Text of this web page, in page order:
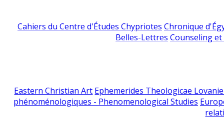
Cahiers du Centre d'Études Chypriotes Chronique
Belles-Lettres Counseling
Eastern Christian Art Ephemerides Theologicae
phénoménologiques - Phenomenological Studies